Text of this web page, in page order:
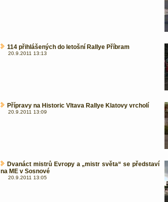
114 přihlášených do letošní Rallye Příbram
20.9.2011 13:13
Přípravy na Historic Vltava Rallye Klatovy vrcholí
20.9.2011 13:09
Dvanáct mistrů Evropy a „mistr světa“ se představí
na ME v Sosnové
20.9.2011 13:05